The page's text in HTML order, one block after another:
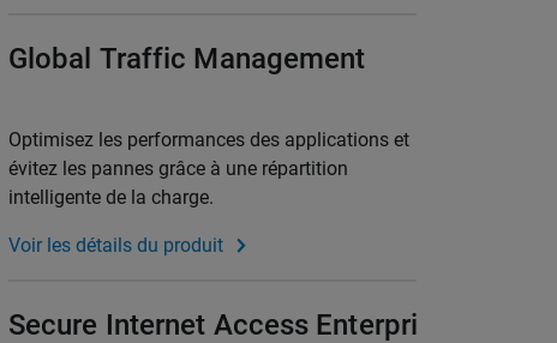
Global Traffic Management
Optimisez les performances des applications et
évitez les pannes grâce à une répartition
intelligente de la charge.
Voir les détails du produit
Secure Internet Access Enterprise